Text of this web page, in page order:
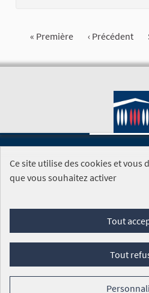
« Première ‹ Précédent
SITE DE
Foire aux
Conditions générales d'utilisation
Mentions légales
Ce site utilise des cookies et vous
que vous souhaitez activer
Tout
Tout